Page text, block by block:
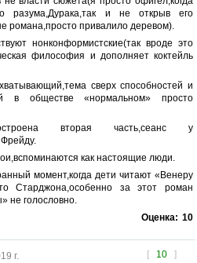
разума,Дурака,так и не открыв его
романа,просто привалило деревом).
нонконформистские(так вроде это
философия и дополняет коктейль
сверх способностей и
в обществе «нормальном» просто
вторая часть,сеанс у
как настоящие люди.
момент,когда дети читают «Венеру
Старджона,особенно за этот роман
не голословно.
Оценка: 10
[ 10 ]
г.